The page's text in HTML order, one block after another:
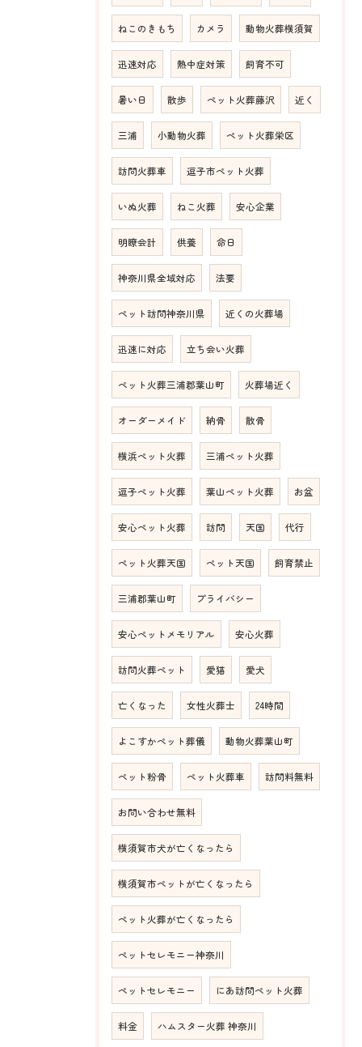
ねこのきもち カメラ 動物火葬横須賀
迅速対応 熱中症対策 飼育不可
暑い日 散歩 ペット火葬藤沢 近く
三浦 小動物火葬 ペット火葬栄区
訪問火葬車 逗子市ペット火葬
いぬ火葬 ねこ火葬 安心企業
明瞭会計 供養 命日
神奈川県全域対応 法要
ペット訪問神奈川県 近くの火葬場
迅速に対応 立ち会い火葬
ペット火葬三浦郡葉山町 火葬場近く
オーダーメイド 納骨 散骨
横浜ペット火葬 三浦ペット火葬
逗子ペット火葬 葉山ペット火葬 お盆
安心ペット火葬 訪問 天国 代行
ペット火葬天国 ペット天国 飼育禁止
三浦郡葉山町 プライバシー
安心ペットメモリアル 安心火葬
訪問火葬ペット 愛猫 愛犬
亡くなった 女性火葬士 24時間
よこすかペット葬儀 動物火葬葉山町
ペット粉骨 ペット火葬車 訪問料無料
お問い合わせ無料
横須賀市犬が亡くなったら
横須賀市ペットが亡くなったら
ペット火葬が亡くなったら
ペットセレモニー神奈川
ペットセレモニー にあ訪問ペット火葬
料金 ハムスター火葬 神奈川